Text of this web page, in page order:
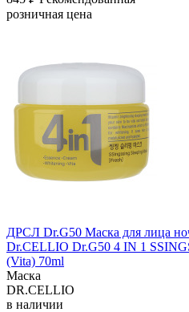
розничная цена
ДРСЛ Dr.G50 Маска для лица
Dr.CELLIO Dr.G50 4 IN 1
(Vita) 70ml
Маска
DR.CELLIO
в наличии